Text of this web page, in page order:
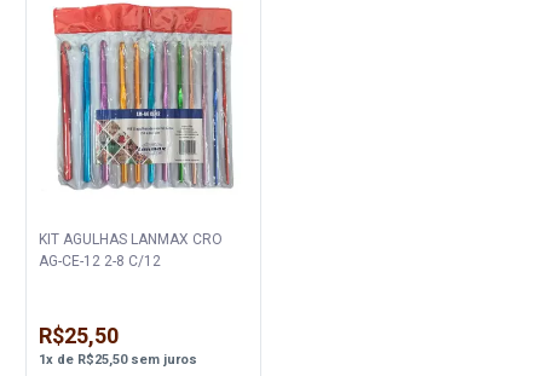
KIT AGULHAS LANMAX CRO
AG-CE-12 2-8 C/12
R$25,50
1x de R$25,50sem juros